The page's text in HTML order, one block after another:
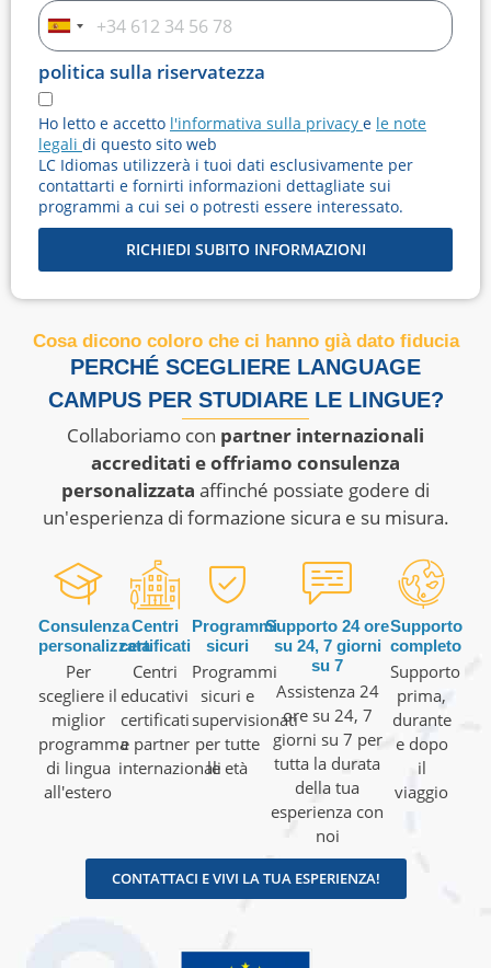
Spagna
+34
politica sulla riservatezza
Ho letto e accetto l'informativa sulla privacy e le note
legali di questo sito web
LC Idiomas utilizzerà i tuoi dati esclusivamente per
contattarti e fornirti informazioni dettagliate sui
programmi a cui sei o potresti essere interessato.
RICHIEDI SUBITO INFORMAZIONI
Cosa dicono coloro che ci hanno già dato fiducia
PERCHÉ SCEGLIERE LANGUAGE
CAMPUS PER STUDIARE LE LINGUE?
Collaboriamo con partner internazionali
accreditati e offriamo consulenza
personalizzata affinché possiate godere di
un'esperienza di formazione sicura e su misura.
Consulenza
personalizzata
Per
scegliere il
miglior
programma
di lingua
all'estero
Centri
certificati
Centri
educativi
certificati
e partner
internazionali
Programmi
sicuri
Programmi
sicuri e
supervisionati
per tutte
le età
Supporto 24 ore
su 24, 7 giorni
su 7
Assistenza 24
ore su 24, 7
giorni su 7 per
tutta la durata
della tua
esperienza con
noi
Supporto
completo
Supporto
prima,
durante
e dopo
il
viaggio
CONTATTACI E VIVI LA TUA ESPERIENZA!